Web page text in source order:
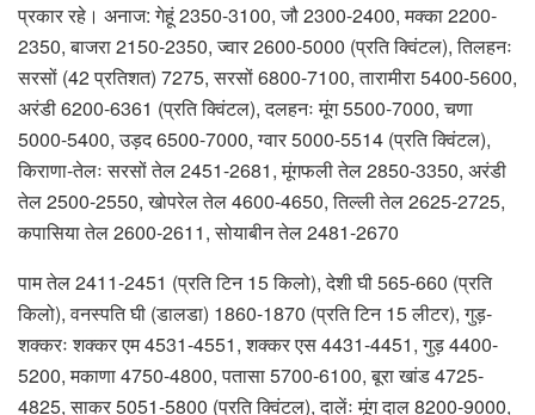
प्रकार रहे। अनाज: गेहूं 2350-3100, जौ 2300-2400, मक्का 2200-
2350, बाजरा 2150-2350, ज्वार 2600-5000 (प्रति क्विंटल), तिलहनः
सरसों (42 प्रतिशत) 7275, सरसों 6800-7100, तारामीरा 5400-5600,
अरंडी 6200-6361 (प्रति क्विंटल), दलहनः मूंग 5500-7000, चणा
5000-5400, उड़द 6500-7000, ग्वार 5000-5514 (प्रति क्विंटल),
किराणा-तेलः सरसों तेल 2451-2681, मूंगफली तेल 2850-3350, अरंडी
तेल 2500-2550, खोपरेल तेल 4600-4650, तिल्ली तेल 2625-2725,
कपासिया तेल 2600-2611, सोयाबीन तेल 2481-2670
पाम तेल 2411-2451 (प्रति टिन 15 किलो), देशी घी 565-660 (प्रति
किलो), वनस्पति घी (डालडा) 1860-1870 (प्रति टिन 15 लीटर), गुड़-
शक्करः शक्कर एम 4531-4551, शक्कर एस 4431-4451, गुड़ 4400-
5200, मकाणा 4750-4800, पतासा 5700-6100, बूरा खांड 4725-
4825, साकर 5051-5800 (प्रति क्विंटल), दालेंः मूंग दाल 8200-9000,